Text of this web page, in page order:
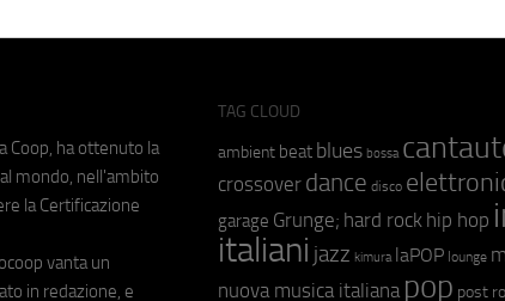
Coop, ha ottenuto la
mondo, nell'ambito
la Certificazione
vanta un
in redazione, e
TAG CLOUD
ambient beat blues bossa
crossover dance disco
garage Grunge; hard rock hip hop
italiani jazz kimura laPOP lounge
nuova musica italiana pop post